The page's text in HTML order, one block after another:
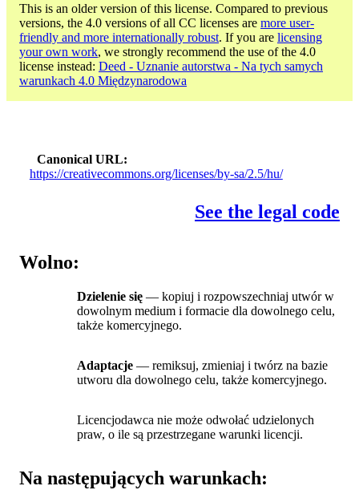
This is an older version of this license. Compared to previous
versions, the 4.0 versions of all CC licenses are more user-
friendly and more internationally robust. If you are licensing
your own work, we strongly recommend the use of the 4.0
license instead: Deed - Uznanie autorstwa - Na tych samych
warunkach 4.0 Międzynarodowa
Canonical URL
https://creativecommons.org/licenses/by-sa/2.5/hu/
See the legal code
Wolno:
Dzielenie się — kopiuj i rozpowszechniaj utwór w
dowolnym medium i formacie dla dowolnego celu,
także komercyjnego.
Adaptacje — remiksuj, zmieniaj i twórz na bazie
utworu dla dowolnego celu, także komercyjnego.
Licencjodawca nie może odwołać udzielonych
praw, o ile są przestrzegane warunki licencji.
Na następujących warunkach: